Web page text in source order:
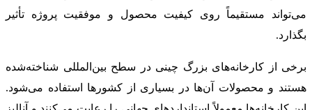
می‌تواند مستقیماً روی کیفیت محصول و موفقیت پروژه تأثیر
بگذارد.
برخی از کارخانه‌های بزرگ چینی در سطح بین‌المللی شناخته‌شده
هستند و محصولات آن‌ها در بسیاری از کشورها استفاده می‌شود.